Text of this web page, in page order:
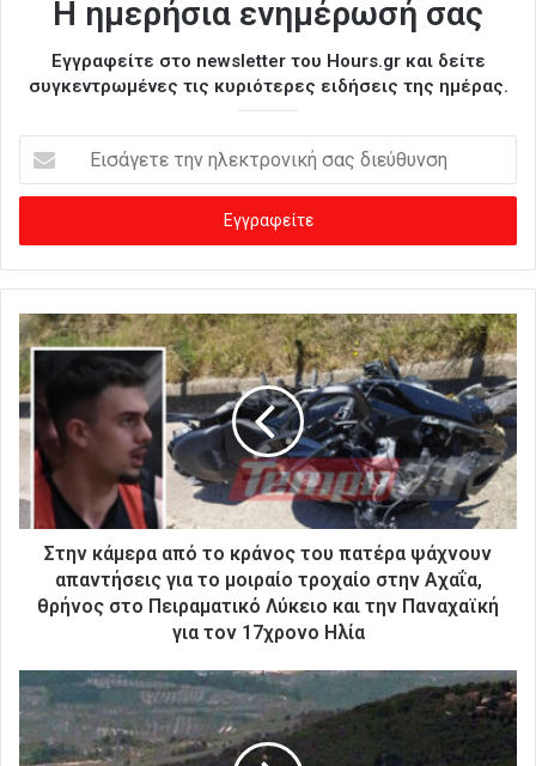
Η ημερήσια ενημέρωσή σας
Εγγραφείτε στο newsletter του Hours.gr και δείτε
συγκεντρωμένες τις κυριότερες ειδήσεις της ημέρας.
σ
γ
ε
ε
τ
η
ν
η
κ
τ
ή
ς
Στην κάμερα από το κράνος του πατέρα ψάχνουν
απαντήσεις για το μοιραίο τροχαίο στην Αχαΐα,
θρήνος στο Πειραματικό Λύκειο και την Παναχαϊκή
για τον 17χρονο Ηλία